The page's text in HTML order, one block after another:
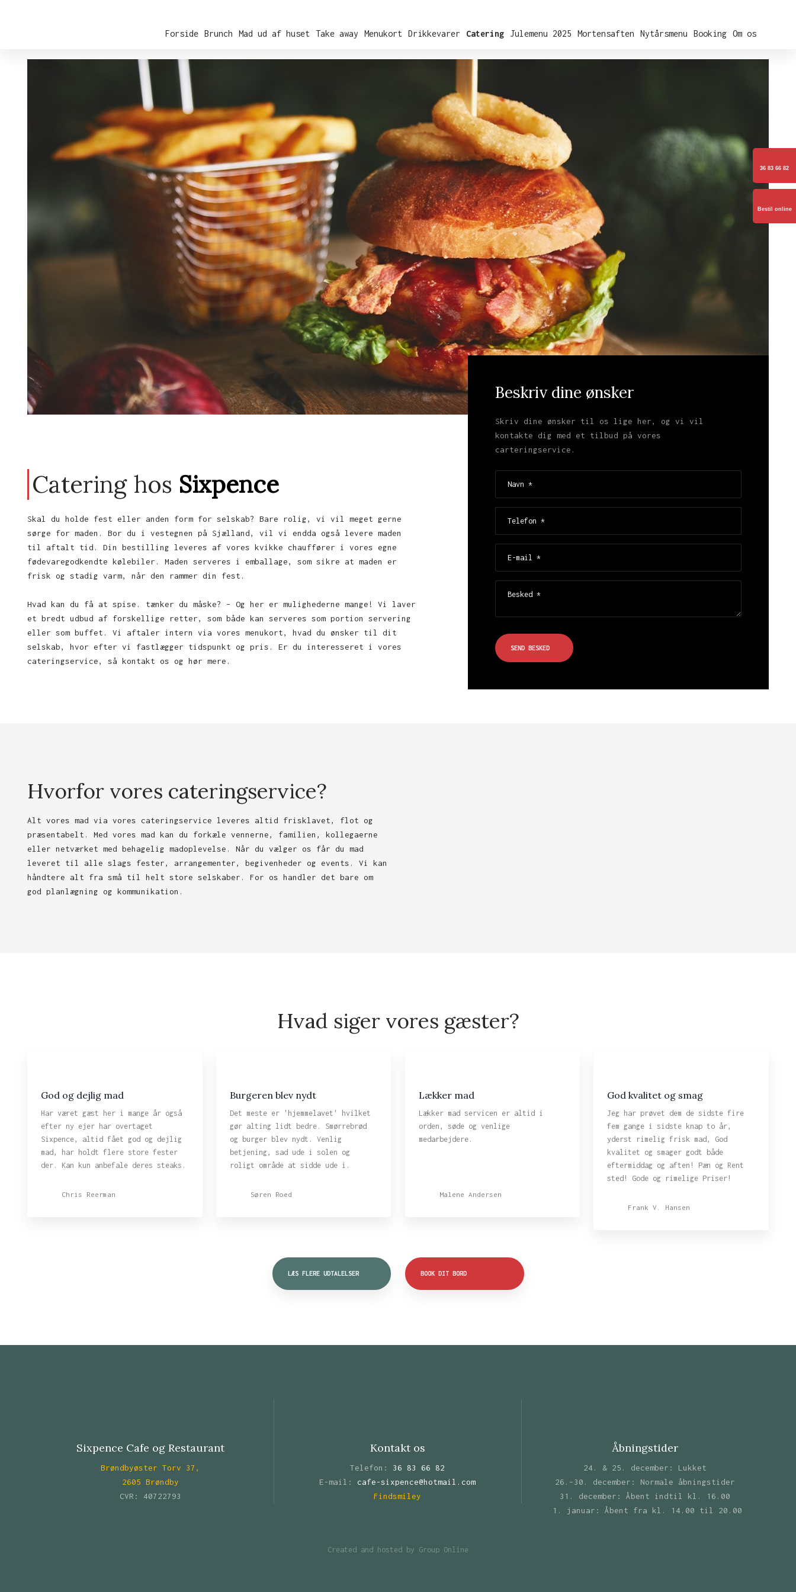
36 83 66 82
Bestil online
Forside Brunch Mad ud af huset Take away Menukort Drikkevarer Catering Julemenu 2025 Mortensaften Nytårsmenu Booking Om os
Catering hos Sixpence
Skal du holde fest eller anden form for selskab? Bare rolig, vi vil meget gerne
sørge for maden. Bor du i vestegnen på Sjælland, vil vi endda også levere maden
til aftalt tid. Din bestilling leveres af vores kvikke chauffører i vores egne
fødevaregodkendte kølebiler. Maden serveres i emballage, som sikre at maden er
frisk og stadig varm, når den rammer din fest.
Hvad kan du få at spise. tænker du måske? – Og her er mulighederne mange! Vi laver
et bredt udbud af forskellige retter, som både kan serveres som portion servering
eller som buffet. Vi aftaler intern via vores menukort, hvad du ønsker til dit
selskab, hvor efter vi fastlægger tidspunkt og pris. Er du interesseret i vores
cateringservice, så kontakt os og hør mere.
Beskriv dine ønsker
Skriv dine ønsker til os lige her, og vi vil
kontakte dig med et tilbud på vores
carteringservice.
Hvorfor vores cateringservice?
Alt vores mad via vores cateringservice leveres altid frisklavet, flot og
præsentabelt. Med vores mad kan du forkæle vennerne, familien, kollegaerne
eller netværket med behagelig madoplevelse. Når du vælger os får du mad
leveret til alle slags fester, arrangementer, begivenheder og events. Vi kan
håndtere alt fra små til helt store selskaber. For os handler det bare om
god planlægning og kommunikation.
Hvad siger vores gæster?
God og dejlig mad
Har været gæst her i mange år også
efter ny ejer har overtaget
Sixpence, altid fået god og dejlig
mad, har holdt flere store fester
der. Kan kun anbefale deres steaks.
Chris Reerman
Burgeren blev nydt
Det meste er 'hjemmelavet' hvilket
gør alting lidt bedre. Smørrebrød
og burger blev nydt. Venlig
betjening, sad ude i solen og
roligt område at sidde ude i.
Søren Roed
Lækker mad
Lækker mad servicen er altid i
orden, søde og venlige
medarbejdere.
Malene Andersen
God kvalitet og smag
Jeg har prøvet dem de sidste fire
fem gange i sidste knap to år,
yderst rimelig frisk mad, God
kvalitet og smager godt både
eftermiddag og aften! Pæn og Rent
sted! Gode og rimelige Priser!
Frank V. Hansen
LÆS FLERE UDTALELSER BOOK DIT BORD
Sixpence Cafe og Restaurant
Brøndbyøster Torv 37,
​2605 Brøndby
CVR: 40722793
Kontakt os
Telefon: 36 83 66 82
E-mail: cafe-sixpence@hotmail.com
Findsmiley
Åbningstider
24. & 25. december: Lukket
26.–30. december: Normale åbningstider
31. december: Åbent indtil kl. 16.00
1. januar: Åbent fra kl. 14.00 til 20.00
Created and hosted by Group Online